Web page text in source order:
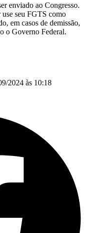
enviado ao Congresso.
seu FGTS como
em casos de demissão,
o Governo Federal.
2024 às 10:18